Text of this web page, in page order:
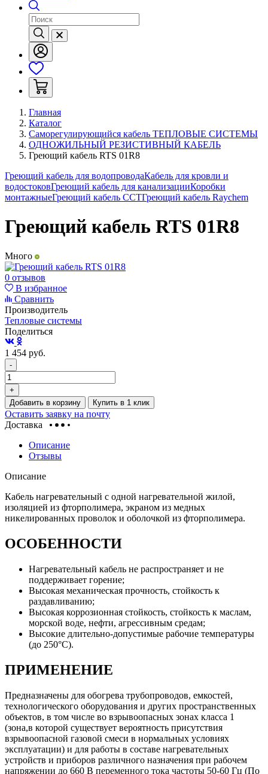
Главная
Каталог
Саморегулирующийся кабель ТЕПЛОВЫЕ СИСТЕМЫ
ОДНОЖИЛЬНЫЙ РЕЗИСТИВНЫЙ КАБЕЛЬ
Греющий кабель RTS 01R8
Греющий кабель для водопроводаКабель для кровли и
водостоковГреющий кабель для канализацииКоробки
монтажныеГреющий кабель ССТГреющий кабель Raychem
Греющий кабель RTS 01R8
Много
0 отзывов
В избранное
Сравнить
Производитель
Тепловые системы
Поделиться
1 454 руб.
-
+
Добавить в корзину
Купить в 1 клик
Оставить заявку на почту
Доставка
Описание
Отзывы
Описание
Кабель нагревательный с одной нагревательной жилой,
изоляцией из фторполимера, экраном из медных
никелированных проволок и оболочкой из фторполимера.
ОСОБЕННОСТИ
Нагревательный кабель не распространяет и не
поддерживает горение;
Высокая механическая прочность, стойкость к
раздавливанию;
Высокая коррозионная стойкость, стойкость к маслам,
морской воде, нефти, агрессивным средам;
Высокие длительно-допустимые рабочие температуры
(до 250°С).
ПРИМЕНЕНИЕ
Предназначены для обогрева трубопроводов, емкостей,
технологического оборудования и других пространственных
объектов, в том числе во взрывоопасных зонах класса 1
(зона,в которой существует вероятность присутствия
взрывоопасной газовой смеси в нормальных условиях
эксплуатации) и для работы в составе нагревательных
устройств и приборов различного назначения при рабочем
напряжении до 660 В переменного тока частоты 50-60 Гц (По